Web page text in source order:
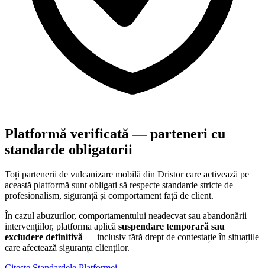
Platformă verificată — parteneri cu
standarde obligatorii
Toți partenerii de vulcanizare mobilă din Dristorcare activează pe
această platformă sunt obligați să respecte standarde stricte de
profesionalism, siguranță și comportament față de client.
În cazul abuzurilor, comportamentului neadecvat sau abandonării
intervențiilor, platforma aplică suspendare temporară sau
excludere definitivă — inclusiv fără drept de contestație în situațiile
care afectează siguranța clienților.